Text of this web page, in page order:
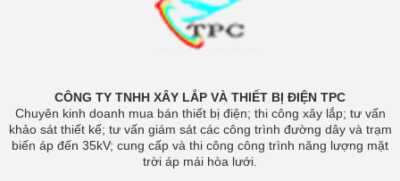
CÔNG TY TNHH XÂY LẮP VÀ THIẾT BỊ ĐIỆN TPC
Chuyên kinh doanh mua bán thiết bị điện; thi công xây lắp; tư vấn
khảo sát thiết kế; tư vấn giám sát các công trình đường dây và trạm
biến áp đến 35kV; cung cấp và thi công công trình năng lượng mặt
trời áp mái hòa lưới.